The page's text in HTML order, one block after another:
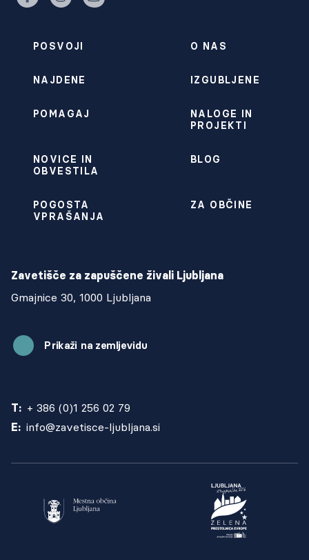
POSVOJI O NAS
NAJDENE IZGUBLJENE
POMAGAJ
NALOGE IN
PROJEKTI
NOVICE IN
OBVESTILA
BLOG
POGOSTA
VPRAŠANJA
ZA OBČINE
Zavetišče za zapuščene živali Ljubljana
Gmajnice 30, 1000 Ljubljana
Prikaži na zemljevidu
T: + 386 (0)1 256 02 79
E: info@zavetisce-ljubljana.si